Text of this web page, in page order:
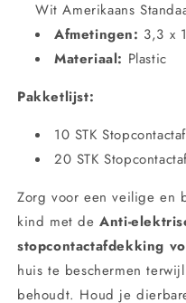
Wit Amerikaans
Afmetingen: 3,3 x
Materiaal: Plastic
Pakketlijst:
10 STK
20 STK
Zorg voor een veilige en
kind met deAnti-
stopcontactafdekking
huis te beschermen
behoudt. Houd je